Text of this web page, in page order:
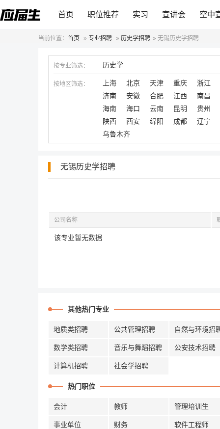
首页 职位推荐 实习 宣讲会 空中
当前位置： 首页 » 专业招聘 » 历史学招聘 » 无锡历史学招聘
按专业筛选： 历史学
按地区筛选： 上海 北京 天津 重庆
浙江
济南
安徽 合肥 江西
南昌
海南
海口 云南 昆明
贵州
陕西
西安 绵阳 成都
辽宁
乌鲁木齐
无锡历史学招聘
公司名称
该专业暂无数据
其他热门专业
地质类招聘 公共管理招聘 自然与环境招
数学类招聘 音乐与舞蹈招聘 公安技术招聘
计算机招聘 社会学招聘
热门职位
会计 教师 管理培训生
事业单位 财务 软件工程师